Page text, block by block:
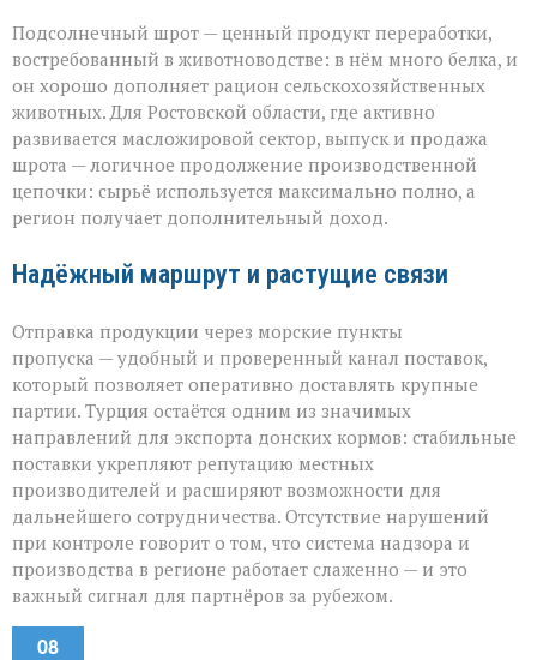
Подсолнечный шрот — ценный продукт переработки,
востребованный в животноводстве: в нём много белка, и
он хорошо дополняет рацион сельскохозяйственных
животных. Для Ростовской области, где активно
развивается масложировой сектор, выпуск и продажа
шрота — логичное продолжение производственной
цепочки: сырьё используется максимально полно, а
регион получает дополнительный доход.
Надёжный маршрут и растущие связи
Отправка продукции через морские пункты
пропуска — удобный и проверенный канал поставок,
который позволяет оперативно доставлять крупные
партии. Турция остаётся одним из значимых
направлений для экспорта донских кормов: стабильные
поставки укрепляют репутацию местных
производителей и расширяют возможности для
дальнейшего сотрудничества. Отсутствие нарушений
при контроле говорит о том, что система надзора и
производства в регионе работает слаженно — и это
важный сигнал для партнёров за рубежом.
08